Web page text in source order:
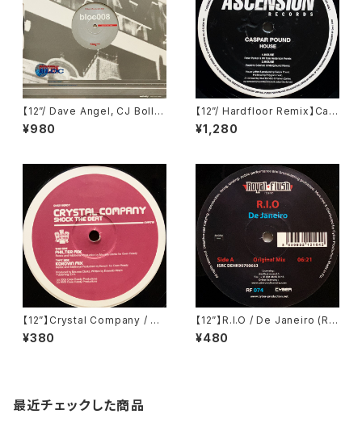
【12”/ Dave Angel, CJ Bolla
nd Remix】Katana / Erotma
nia (Eastern Bloc Records)
¥980
【12”/ Hardfloor Remix】Cas
par Pound / House (Ascen
sion Records) (ASC UK 07)
¥1,280
【12”】Crystal Company / Sh
ock The Beat (Oven Read
y) (OVP018)
¥380
【12”】R.I.O / De Janeiro (Ro
yal Flush Records) (RF074)
¥480
最近チェックした商品